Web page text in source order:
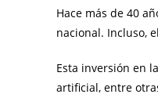
Hace más de 40
nacional. Incluso,
Esta inversión en
artificial, entre